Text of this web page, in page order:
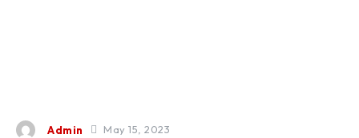
Admin May 15, 2023